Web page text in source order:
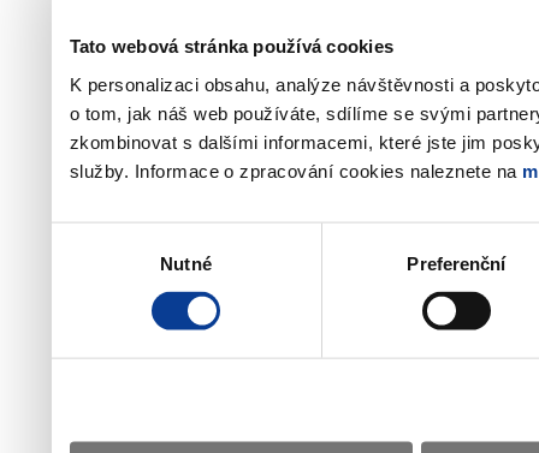
Tato webová stránka používá cookies
K personalizaci obsahu, analýze návštěvnosti a
o tom, jak náš web používáte, sdílíme se svými
zkombinovat s dalšími informacemi, které jste jim
služby. Informace o zpracování cookies naleznete na
Nutné Preferenční